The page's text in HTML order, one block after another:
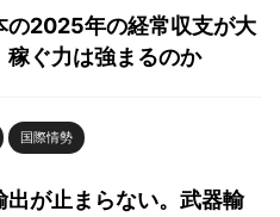
の2025年の経常収支が大
稼ぐ力は強まるのか
国際情勢
出が止まらない。武器輸